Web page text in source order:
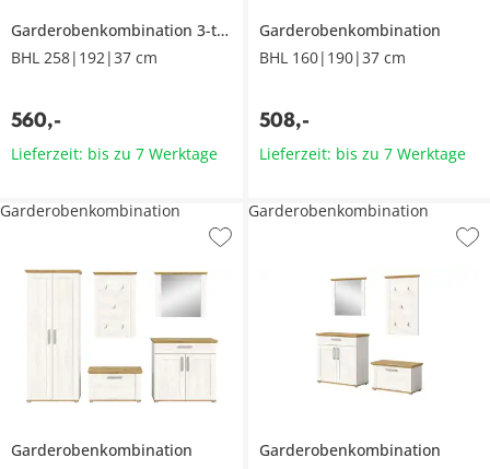
Garderobenkombination 3-teilig
Station
BHL 258|192|37 cm
560,-
Lieferzeit: bis zu 7 Werktage
Garderobenkombination
BHL 160|190|37 cm
508,-
Lieferzeit: bis zu 7 Werktage
Garderobenkombination
Garderobenkombination
Garderobenkombination
Garderobenkombination